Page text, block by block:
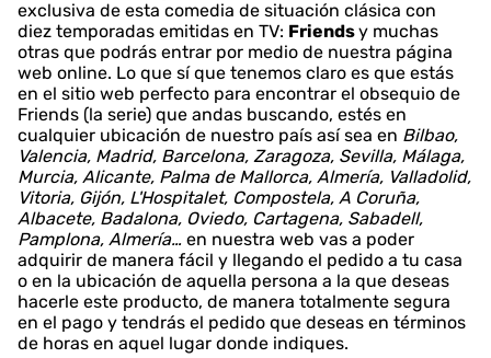
exclusiva de esta comedia de situación clásica con
diez temporadas emitidas en TV: Friendsy muchas
otras que podrás entrar por medio de nuestra página
web online. Lo que sí que tenemos claro es que estás
en el sitio web perfecto para encontrar el obsequio de
Friends (la serie) que andas buscando, estés en
cualquier ubicación de nuestro país así sea en Bilbao,
Valencia, Madrid, Barcelona, Zaragoza, Sevilla, Málaga,
Murcia, Alicante, Palma de Mallorca, Almería, Valladolid,
Vitoria, Gijón, L'Hospitalet, Compostela, A Coruña,
Albacete, Badalona, Oviedo, Cartagena, Sabadell,
Pamplona, Almería… en nuestra web vas a poder
adquirir de manera fácil y llegando el pedido a tu casa
o en la ubicación de aquella persona a la que deseas
hacerle este producto, de manera totalmente segura
en el pago y tendrás el pedido que deseas en términos
de horas en aquel lugar donde indiques.